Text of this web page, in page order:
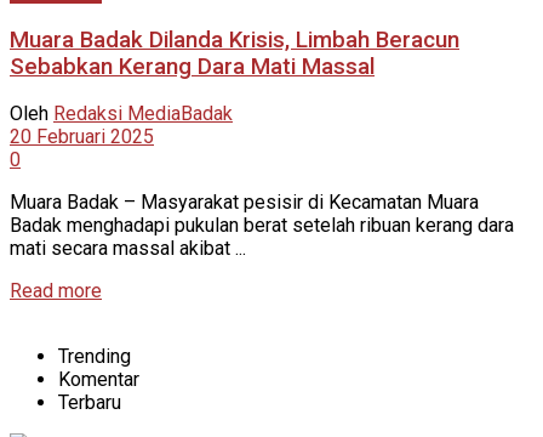
Muara Badak Dilanda Krisis, Limbah Beracun
Sebabkan Kerang Dara Mati Massal
Oleh Redaksi MediaBadak
20 Februari 2025
0
Muara Badak – Masyarakat pesisir di Kecamatan Muara
Badak menghadapi pukulan berat setelah ribuan kerang dara
mati secara massal akibat ...
Read more
Trending
Komentar
Terbaru